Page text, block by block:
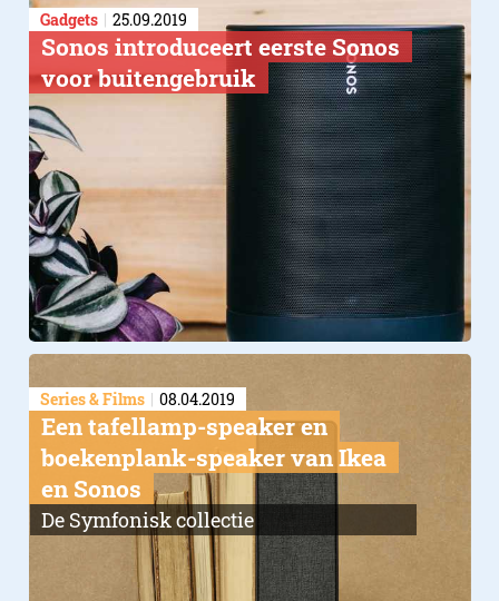
Gadgets 25.09.2019
Sonos introduceert eerste Sonos
voor buitengebruik
Series & Films 08.04.2019
Een tafellamp-speaker en
boekenplank-speaker van Ikea
en Sonos
De Symfonisk collectie